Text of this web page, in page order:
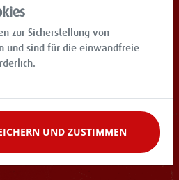
zur Sicherstellung von
und sind für die einwandfreie
UND ZUSTIMMEN